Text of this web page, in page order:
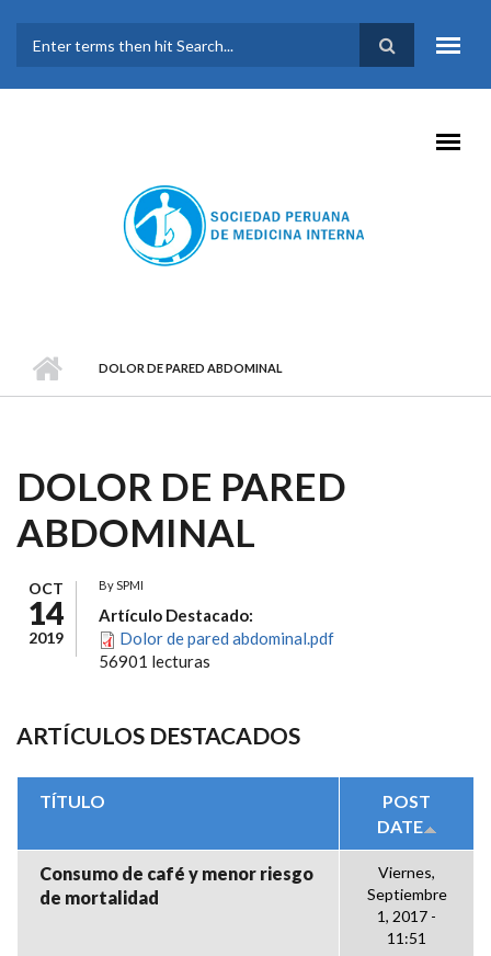
FORMULARIO DE
BÚSQUEDA
DOLOR DE PARED ABDOMINAL
DOLOR DE PARED
ABDOMINAL
OCT
14
2019
BySPMI
Artículo Destacado:
Dolor de pared abdominal.pdf
56901 lecturas
ARTÍCULOS DESTACADOS
TÍTULO
POST
DATE
Consumo de café y menor riesgo
de mortalidad
Viernes,
Septiembre
1, 2017 -
11:51